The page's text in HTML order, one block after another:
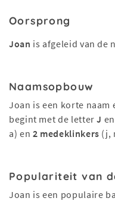
Oorsprong
Joan is afgeleid van de
Naamsopbouw
Joan is een korte
begint met de letterJ
a) en 2 medeklinkers (j,
Populariteit van
Joan is een populaire